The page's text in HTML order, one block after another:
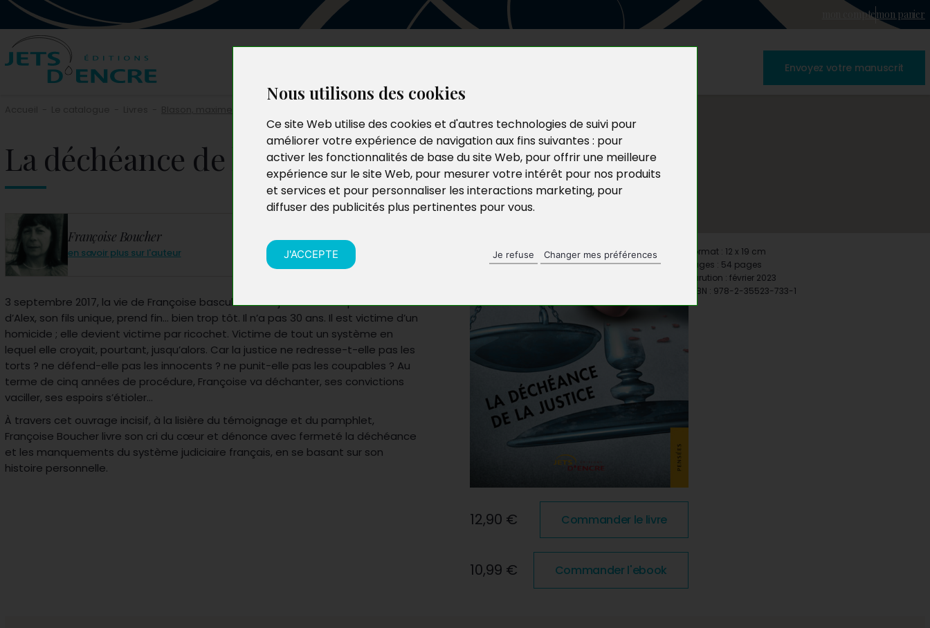
Nous utilisons des cookies
Ce site Web utilise des cookies et d'autres technologies de suivi pour
améliorer votre expérience de navigation aux fins suivantes : pour
activer les fonctionnalités de base du site Web, pour offrir une meilleure
expérience sur le site Web, pour mesurer votre intérêt pour nos produits
et services et pour personnaliser les interactions marketing, pour
diffuser des publicités plus pertinentes pour vous.
J'ACCEPTE Je refuse Changer mes préférences
mon comptemon panier
Envoyez votre manuscrit
La déchéance de la justice
Françoise Boucher
en savoir plus sur l'auteur
3 septembre 2017, la vie de Françoise bascule à tout jamais alors que celle
d’Alex, son fils unique, prend fin… bien trop tôt. Il n’a pas 30 ans. Il est victime d’un
homicide ; elle devient victime par ricochet. Victime de tout un système en
lequel elle croyait, pourtant, jusqu’alors. Car la justice ne redresse-t-elle pas les
torts ? ne défend-elle pas les innocents ? ne punit-elle pas les coupables ? Au
terme de cinq années de procédure, Françoise va déchanter, ses convictions
vaciller, ses espoirs s’étioler…
À travers cet ouvrage incisif, à la lisière du témoignage et du pamphlet,
Françoise Boucher livre son cri du cœur et dénonce avec fermeté la déchéance
et les manquements du système judiciaire français, en se basant sur son
histoire personnelle.
12,90 € Commander le livre
10,99 € Commander l'ebook
Format : 12 x 19 cm
Pages : 54 pages
Parution : février 2023
ISBN : 978-2-35523-733-1